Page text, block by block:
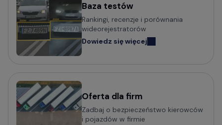
Popularni producenci kamer
samochodowych
Wideorejestratory VIOFO
Wideorejestratory 70mai
Wideorejestratory FITCAMX
Wideorejestratory BlackVue
Baza testów
Rankingi, recenzje i porównania
wideorejestratorów
Dowiedz się więcej
Oferta dla firm
Zadbaj o bezpieczeństwo kierowców
i pojazdów w firmie